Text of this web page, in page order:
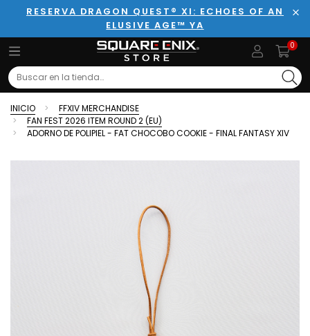
RESERVA DRAGON QUEST® XI: ECHOES OF AN
ELUSIVE AGE™ YA
0
Search
INICIO
FFXIV MERCHANDISE
FAN FEST 2026 ITEM ROUND 2 (EU)
ADORNO DE POLIPIEL - FAT CHOCOBO COOKIE - FINAL FANTASY XIV